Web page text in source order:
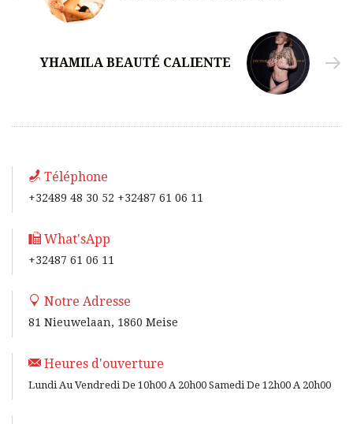
YHAMILA BEAUTÉ CALIENTE
Téléphone
+32489 48 30 52 +32487 61 06 11
What'sApp
+32487 61 06 11
Notre Adresse
81 Nieuwelaan, 1860 Meise
Heures d'ouverture
Lundi Au Vendredi De 10h00 A 20h00 Samedi De 12h00 A 20h00